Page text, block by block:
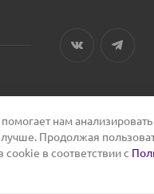
нам
лучше. Продолжая
в соответствии с